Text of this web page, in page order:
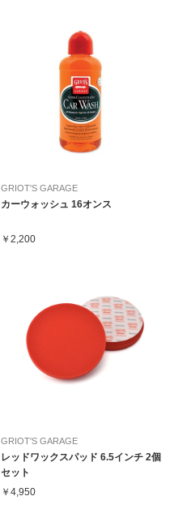
GRIOT'S GARAGE
カーウォッシュ 16オンス
￥2,200
GRIOT'S GARAGE
レッドワックスパッド 6.5インチ 2個
セット
￥4,950